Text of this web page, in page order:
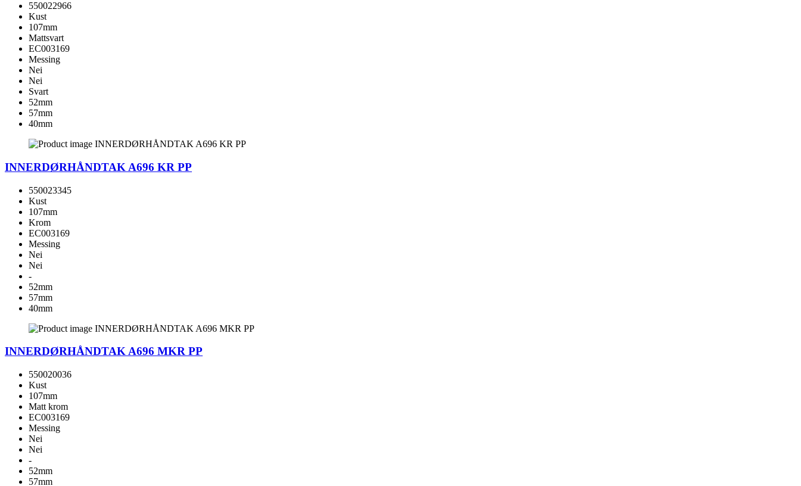
550022966
Kust
107mm
Mattsvart
EC003169
Messing
Nei
Nei
Svart
52mm
57mm
40mm
INNERDØRHÅNDTAK A696 KR PP
550023345
Kust
107mm
Krom
EC003169
Messing
Nei
Nei
-
52mm
57mm
40mm
INNERDØRHÅNDTAK A696 MKR PP
550020036
Kust
107mm
Matt krom
EC003169
Messing
Nei
Nei
-
52mm
57mm